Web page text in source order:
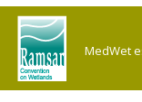
MedWet